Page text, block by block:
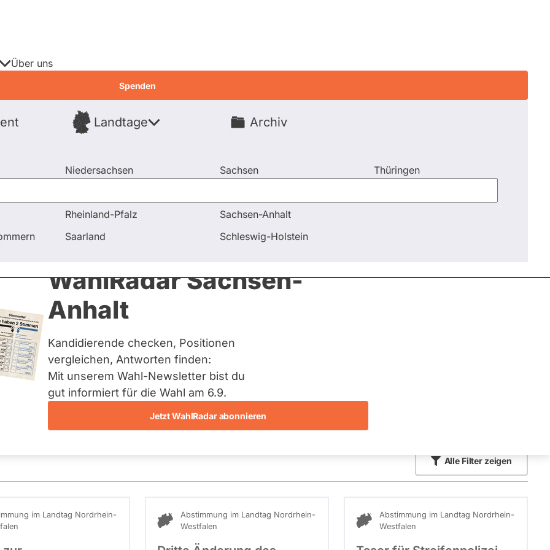
Landtage
Niedersachsen
Rheinland-Pfalz
Saarland
Sachsen
Sachsen-Anhalt
Schleswig-Holstein
Thüringen
Archiv
Über uns
Spenden
WahlRadar Sachsen-
Anhalt
Kandidierende checken, Positionen
vergleichen, Antworten finden:
Mit unserem Wahl-Newsletter bist du
gut informiert für die Wahl am 6.9.
Jetzt WahlRadar abonnieren
Abstimmungen
Diemer
und kein zukünftiges
auf Landes-, Bundes-
über eine
erfasst.
oder
können
befragt
AlleFilter zeigen
im Landtag Nordrhein-
Abstimmung im Landtag Nordrhein-
Westfalen
Abstimmung im Landtag Nordrhein-
Westfalen